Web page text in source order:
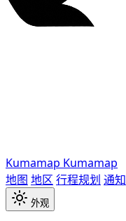
Kumamap Kumamap
地图 地区 行程规划 通知
外观